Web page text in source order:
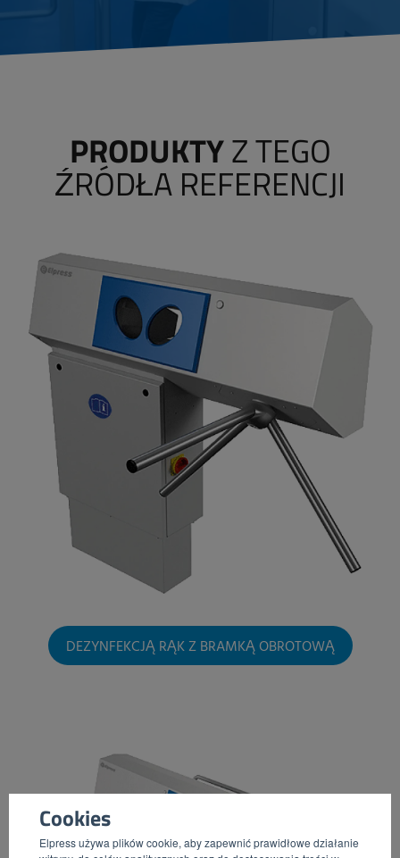
Cookies
Elpress używa plików cookie, aby zapewnić prawidłowe działanie
PRODUKTYZ TEGO
ŹRÓDŁA REFERENCJI
DEZYNFEKCJĄ RĄK Z BRAMKĄ OBROTOWĄ